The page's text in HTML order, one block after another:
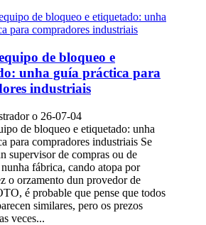
de bloqueo e
unha guía práctica para
industriais
o 26-07-04
de bloqueo e etiquetado: unha
para compradores industriais Se
supervisor de compras ou de
fábrica, cando atopa por
o orzamento dun provedor de
é probable que pense que todos
similares, pero os prezos
veces...